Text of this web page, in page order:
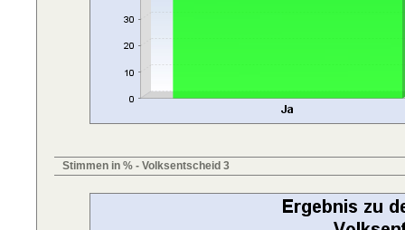
Stimmen in % - Volksentscheid 3